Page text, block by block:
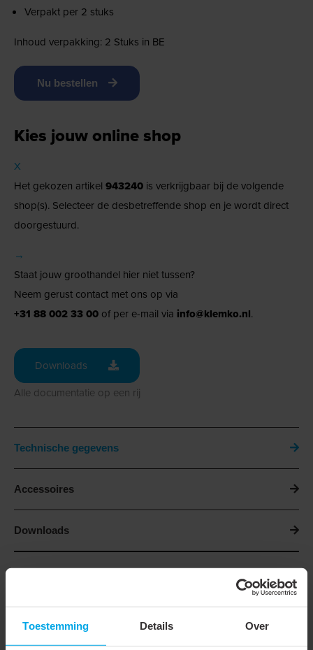
Toestemming Details Over
Verpakt per 2 stuks
Inhoud verpakking: 2 Stuks in BE
Nu bestellen
Kies jouw online shop
X
Het gekozen artikel 943240 is verkrijgbaar bij de volgende
shop(s). Selecteer de desbetreffende shop en je wordt direct
doorgestuurd.
→
Staat jouw groothandel hier niet tussen?
Neem gerust contact met ons op via
+31 88 002 33 00 of per e-mail via info@klemko.nl.
Downloads
Alle documentatie op een rij
Technische gegevens
Accessoires
Downloads
Technische gegevens
Breedte